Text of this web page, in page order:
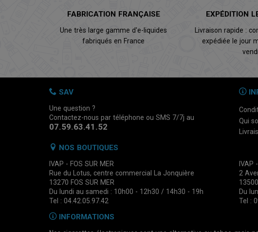
FABRICATION FRANÇAISE
Une très large gamme d'e-liquides
fabriqués en France
EXPÉDITION
Livraison rapide :
expédiée le jour
SAV
Une question ?
Contactez-nous par téléphone ou SMS 7/7j au
07.59.63.41.52
Qui
NOS BOUTIQUES
IVAP - FOS SUR MER
Rue du Lotus, centre commercial La Jonquière
13270 FOS SUR MER
Du lundi au samedi : 10h00 - 12h30 / 14h30 - 19h
Tel : 04.42.05.97.42
IVAP
2
Du
Tel :
INFORMATIONS